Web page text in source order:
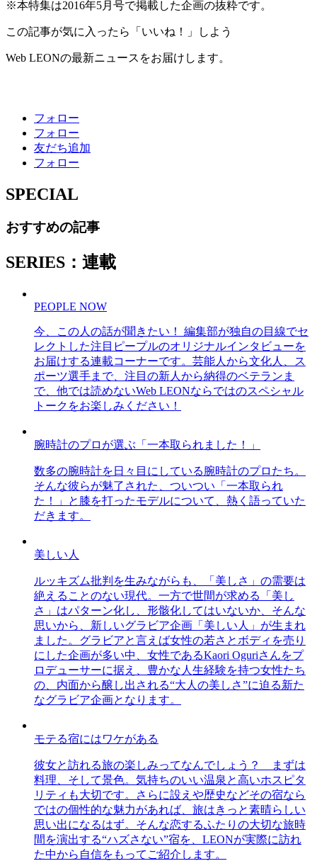
※本特集は2016年5月号で掲載した企画の抜粋です。
この記事が気に入ったら「いいね！」しよう
Web LEONの最新ニュースをお届けします。
フォロー
フォロー
友だち追加
フォロー
SPECIAL
おすすめの記事
SERIES：連載
PEOPLE NOW
今、この人の話が聞きたい！ 編集部が独自の目線でセ
レクトした注目ピープルのオリジナルインタビューを
お届けする連載コーナーです。芸能人から文化人、ス
ポーツ選手まで、注目の新人から納得のベテランま
で、他では読めないWeb LEONならではのスペシャル
トークをお楽しみください！
腕時計のプロが選ぶ「一本取られました！」
数多の腕時計を日々目にしている腕時計のプロたち。
そんな彼らが魅了された、ついつい「一本取られ
た！」と膝を打ったモデルについて、熱く語っていた
だきます。
美しい人
ルッキズム批判を生みながらも、「美しさ」の需要は
絶えることのない現代。一方で世間が求める「美し
さ」はパターン化し、形骸化してはいないか、そんな
思いから、新しいグラビア企画「美しい人」が生まれ
ました。グラビアと言えば女性の若さとボディを売り
にした企画が多い中、女性であるKaori Oguriさんをプ
ロデューサーに据え、豊かな人生経験を持つ女性たち
の、内面から醸し出される“大人の美しさ”に迫る新た
なグラビア企画となります。
モテる宿にはワケがある
彼女と訪れる旅の楽しみってなんでしょう？ まずは
料理、そして景色。気持ちのいい温泉と高いホスピタ
リティも大切です。さらに設えや歴史などその宿なら
ではの個性的な魅力があれば、旅はきっと素晴らしい
思い出になるはず。そんな恋するふたりの大切な旅時
間を演出する“ハズさない”宿を、LEONが実際に訪れ
た中から自信をもってご紹介します。